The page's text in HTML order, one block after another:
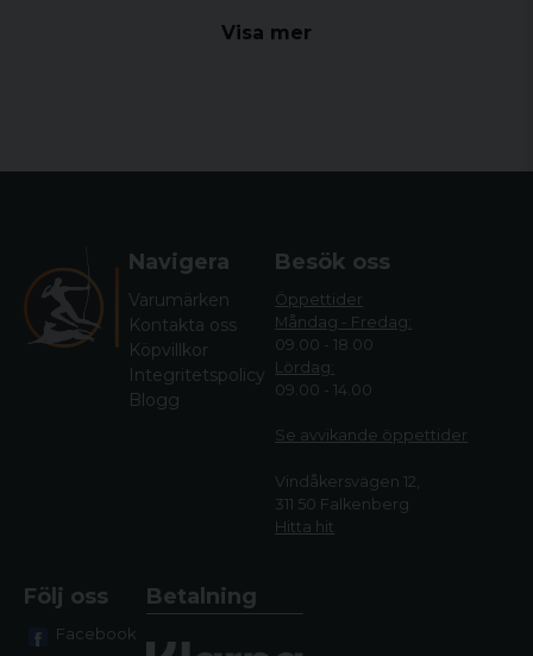
sportskyttar
Oavsett ditt område finner du produkter från några av de
Hos oss hittar du allt från kläder, till vapen och utrustning
anpassade för de olika områdena så det är bara att välja och
vraka.
Vi har gott om personal som erhåller gedigen erfarenhet
inom både jakt och sportskytte och hjälper dig mer än gärna
att hitta rätt bland alla våra produkter - oavsett vad det är som
gäller.
Visa mer
Navigera
Varumärken
Kontakta oss
Köpvillkor
Integritetspolicy
Blogg
Besök oss
Öppettider
Måndag - Fredag:
09.00 - 18.00
Lördag:
09.00 - 14.00
Se avvikande öppettider
Vindåkersvägen 12,
311 50 Falkenberg
Hitta hit
Följ oss
Facebook
Betalning